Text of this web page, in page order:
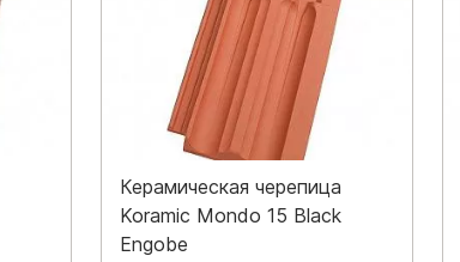
Керамическая черепица
Koramic Mondo 15 Black
Engobe